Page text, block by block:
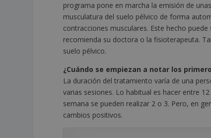
programa pone en marcha la emisión de
musculatura del suelo pélvico de forma
contracciones musculares. Este hecho
recomienda su doctora o la fisioterapeuta.
suelo pélvico.
¿Cuándo se empiezan a notar los
La duración del tratamiento varía de una
varias sesiones. Lo habitual es hacer entre
semana se pueden realizar 2 o 3. Pero, en
cambios positivos.